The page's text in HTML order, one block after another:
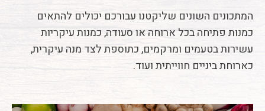
המתכונים השונים שליקטנו עבורכם יכולים להתאים
כמנות פתיחה בכל ארוחה או סעודה, כמנות עיקריות
עשירות בטעמים ומרקמים, כתוספת לצד מנה עיקרית,
כארוחת ביניים חווייתית ועוד.